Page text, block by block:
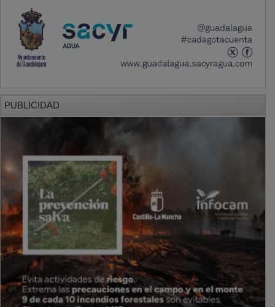
PUBLICIDAD